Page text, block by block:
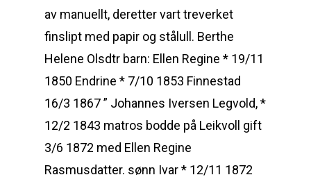
av manuellt, deretter vart treverket
finslipt med papir og stålull. Berthe
Helene Olsdtr barn: Ellen Regine * 19/11
1850 Endrine * 7/10 1853 Finnestad
16/3 1867 ” Johannes Iversen Legvold, *
12/2 1843 matros bodde på Leikvoll gift
3/6 1872 med Ellen Regine
Rasmusdatter. sønn Ivar * 12/11 1872